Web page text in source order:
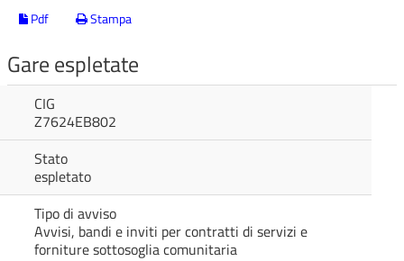
Pdf Stampa
Gare espletate
CIG
Z7624EB802
Stato
espletato
Tipo di avviso
Avvisi, bandi e inviti per contratti di servizi e
forniture sottosoglia comunitaria